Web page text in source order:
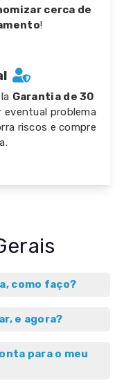
cerca de
!
Garantia de 30
eventual problema
riscos e compre
como faço?
e agora?
para o meu